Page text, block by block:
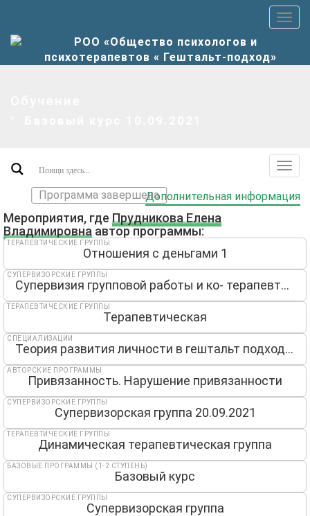
Программа завершенаДополнительная информация
Мероприятия, где Прудникова Елена
Владимировна автор программы:
Отношения с деньгами 1
ТЕРАПЕВТИЧЕСКИЕ ГРУППЫ
Супервизия групповой работы и ко- терапевтических отношений
СУПЕРВИЗОРСКИЕ ГРУППЫ
Терапевтическая
ТЕРАПЕВТИЧЕСКИЕ ГРУППЫ
Теория развития личности в гештальт подходе. Возрастные кризисы развития — Online
СПЕЦИАЛИЗАЦИИ
Привязанность. Нарушение привязанности
АВТОРСКИЕ ПРОГРАММЫ
Супервизорская группа 20.09.2021
СУПЕРВИЗОРСКИЕ ГРУППЫ
Динамическая терапевтическая группа
ТЕРАПЕВТИЧЕСКИЕ ГРУППЫ
Базовый курс
БАЗОВЫЕ ПРОГРАММЫ (1-2 СТУПЕНЬ)
Супервизорская группа
СУПЕРВИЗОРСКИЕ ГРУППЫ